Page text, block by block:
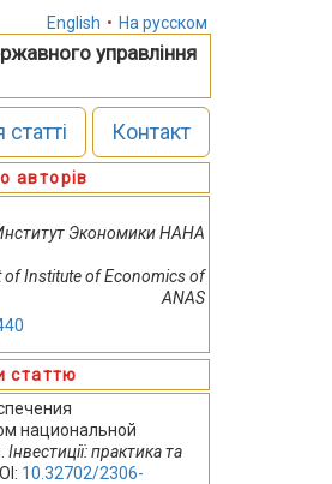
English • На русском
управління
Контакт
авторів
Экономики НАНА
of Institute of Economics of
ANAS
статтю
национальной
Інвестиції: практика та
10.32702/2306-